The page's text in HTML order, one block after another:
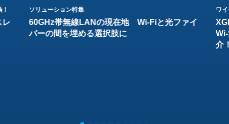
レ
ソリューション特集
60GHz帯無線LANの現在地 Wi-Fiと光ファイ
バーの間を埋める選択肢に
ワ
介